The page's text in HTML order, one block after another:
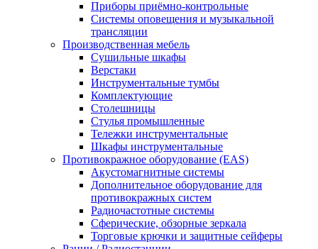
Приборы приёмно-контрольные
Системы оповещения и музыкальной
трансляции
Производственная мебель
Cушильные шкафы
Верстаки
Инструментальные тумбы
Комплектующие
Столешницы
Стулья промышленные
Тележки инструментальные
Шкафы инструментальные
Противокражное оборудование (EAS)
Акустомагнитные системы
Дополнительное оборудование для
противокражных систем
Радиочастотные системы
Сферические, обзорные зеркала
Торговые крючки и защитные сейферы